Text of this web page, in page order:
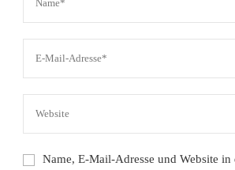
Name, E-Mail-Adresse und Website